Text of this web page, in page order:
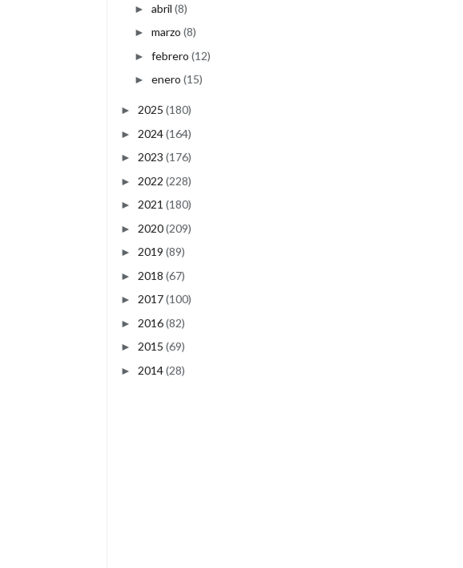
► abril (8)
► marzo (8)
► febrero (12)
► enero (15)
► 2025 (180)
► 2024(164)
► 2023 (176)
► 2022 (228)
► 2021 (180)
► 2020(209)
► 2019 (89)
► 2018 (67)
► 2017(100)
► 2016(82)
► 2015 (69)
► 2014(28)